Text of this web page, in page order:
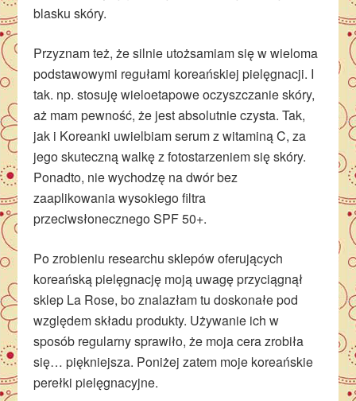
blasku skóry.
Przyznam też, że silnie utożsamiam się w wieloma
podstawowymi regułami koreańskiej pielęgnacji. I
tak. np. stosuję wieloetapowe oczyszczanie skóry,
aż mam pewność, że jest absolutnie czysta. Tak,
jak i Koreanki uwielbiam serum z witaminą C, za
jego skuteczną walkę z fotostarzeniem się skóry.
Ponadto, nie wychodzę na dwór bez
zaaplikowania wysokiego filtra
przeciwsłonecznego SPF 50+.
Po zrobieniu researchu sklepów oferujących
koreańską pielęgnację moją uwagę przyciągnął
sklep La Rose, bo znalazłam tu doskonałe pod
względem składu produkty. Używanie ich w
sposób regularny sprawiło, że moja cera zrobiła
się… piękniejsza. Poniżej zatem moje koreańskie
perełki pielęgnacyjne.